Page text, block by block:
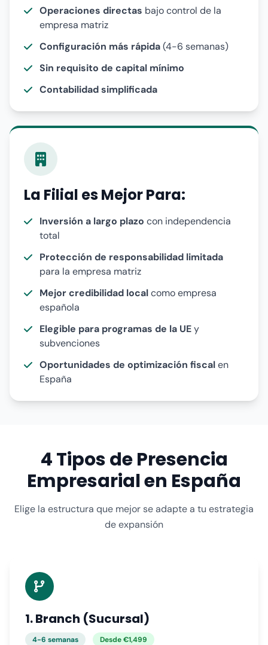
Operaciones directas bajo control de la
empresa matriz
Configuración más rápida(4-6 semanas)
Sin requisito de capital mínimo
Contabilidad simplificada
La Filial es Mejor Para:
Inversión a largo plazo con independencia
total
Protección de responsabilidad limitada
para la empresa matriz
Mejor credibilidad localcomo empresa
española
Elegible para programas de la UEy
subvenciones
Oportunidades de optimización fiscalen
España
4 Tipos de Presencia
Empresarial en España
Elige la estructura que mejor se adapte a tu estrategia
de expansión
1. Branch (Sucursal)
4-6 semanas Desde €1,499